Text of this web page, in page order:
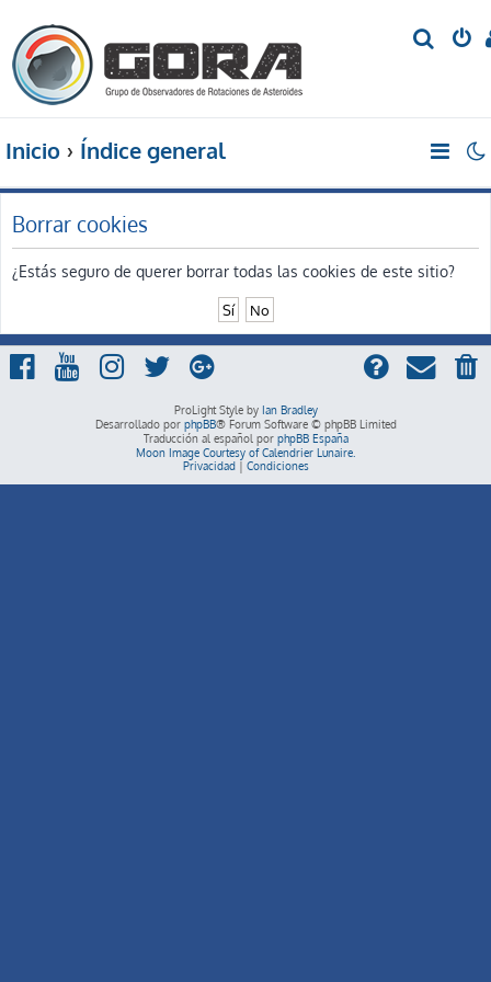
r
Inicio Índice general
Borrar cookies
¿Estás seguro de querer borrar todas las cookies de este sitio?
ProLight Style by Ian Bradley
Desarrollado por phpBB® Forum Software © phpBB Limited
Traducción al español por phpBB España
Moon Image Courtesy of Calendrier Lunaire.
Privacidad| Condiciones